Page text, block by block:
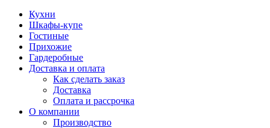
Кухни
Шкафы-купе
Гостиные
Прихожие
Гардеробные
Доставка и оплата
Как сделать заказ
Доставка
Оплата и рассрочка
О компании
Производство